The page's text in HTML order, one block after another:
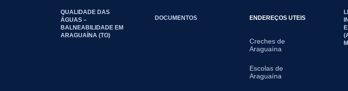
QUALIDADE DAS
ÁGUAS –
BALNEABILIDADE EM
ARAGUAÍNA (TO)
DOCUMENTOS ENDEREÇOS UTEIS
Creches de
Araguaína
Escolas de
Araguaína